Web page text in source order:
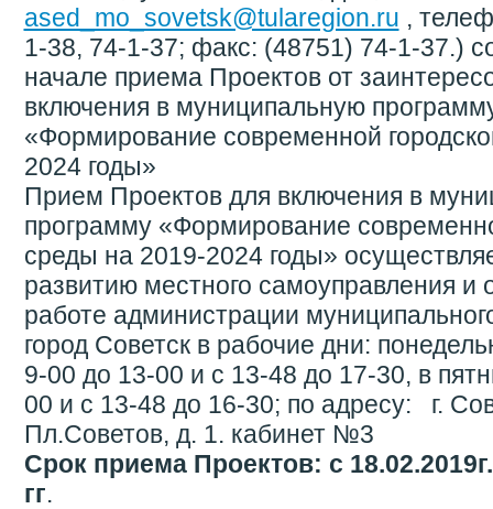
ased_mo_sovetsk@tularegion.ru ,
1-38, 74-1-37; факс: (48751) 74-1-37.)
начале приема Проектов от
включения в муниципальную
«Формирование современной
2024 годы»
Прием Проектов для включения в
программу «Формирование
среды на 2019-2024 годы»
развитию местного самоуправления и
работе администрации
город Советск в рабочие дни:
9-00 до 13-00 и с 13-48 до 17-30, в
00 и с 13-48 до 16-30; по адресу: г.
Пл.Советов, д. 1. кабинет №3
Срок приема Проектов: с
гг.